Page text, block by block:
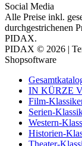
Social Media
Alle Preise inkl.
durchgestrichenen
PIDAX.
PIDAX © 2026 |
Shopsoftware
IN KÜRZE
Film-
Serien-
Western-
Historien-
Theater-